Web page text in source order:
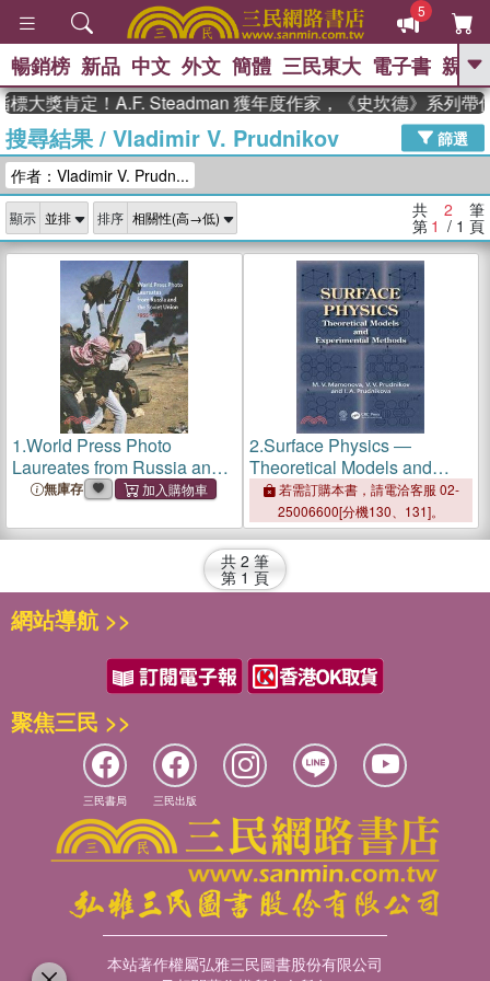
5
GO
熱搜： 東野圭吾 、 高希均教授回憶錄
、 The Odyssey 、 父親節 、 如果歷
獎 臺灣漫遊錄 、 方念華 、 台灣的李
登輝時代
數學女孩：黎曼猜想 、
偉大的迷走神經
暢銷榜 新品 中文 外文 簡體 三民東大 電子書 親子
大獎肯定！A.F. Steadman 獲年度作家，《史坎德》系列帶
搜尋結果/ Vladimir V. Prudnikov
篩選
作者：Vladimir V. Prudn...
顯示 排序 共 2 筆
第 1 / 1 頁
1.World Press Photo
Laureates from Russia and
the Soviet Union 1955-2013
無庫存
2.Surface Physics ―
Theoretical Models and
Experimental Methods
若需訂購本書，請電洽客服 02-
25006600[分機130、131]。
共 2 筆
第 1 頁
網站導航 >>
聚焦三民 >>
三民書局 三民出版
本站著作權屬弘雅三民圖書股份有限公司